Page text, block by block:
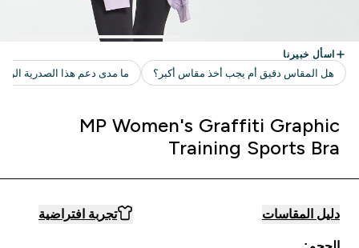
MP Women's Graffiti Graphic
Training Sports Bra
دليل المقاسات تجربة افتراضية